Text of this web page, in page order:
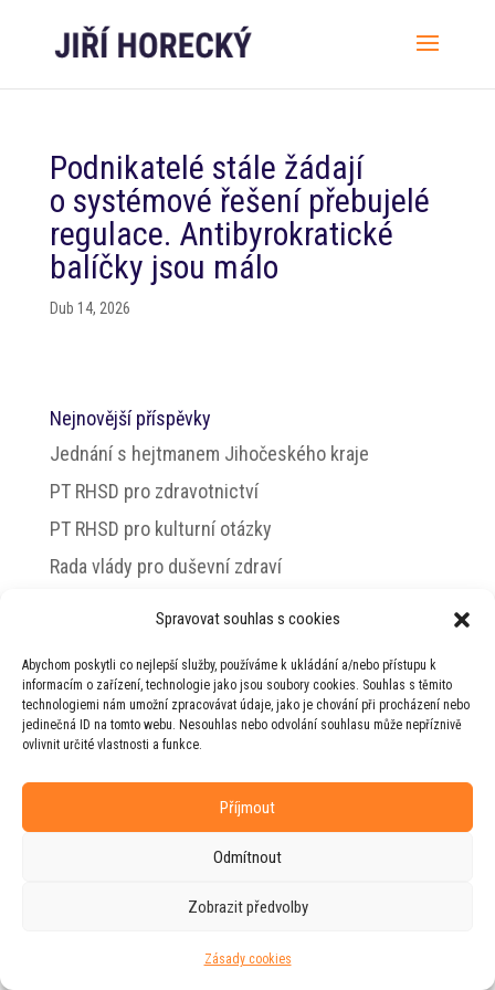
Spravovat souhlas s cookies
Abychom poskytli co nejlepší služby, používáme k ukládání a/nebo přístupu k
informacím o zařízení, technologie jako jsou soubory cookies. Souhlas s těmito
technologiemi nám umožní zpracovávat údaje, jako je chování při procházení nebo
jedinečná ID na tomto webu. Nesouhlas nebo odvolání souhlasu může nepříznivě
ovlivnit určité vlastnosti a funkce.
Příjmout
Odmítnout
Zobrazit předvolby
Zásady cookies
Podnikatelé stále žádají
o systémové řešení přebujelé
regulace. Antibyrokratické
balíčky jsou málo
Dub 14, 2026
Nejnovější příspěvky
Jednání s hejtmanem Jihočeského kraje
PT RHSD pro zdravotnictví
PT RHSD pro kulturní otázky
Rada vlády pro duševní zdraví
© 2026 Jiří Horecký – Osobní stránky Jiřího
Horeckého
Web vytvořila firma